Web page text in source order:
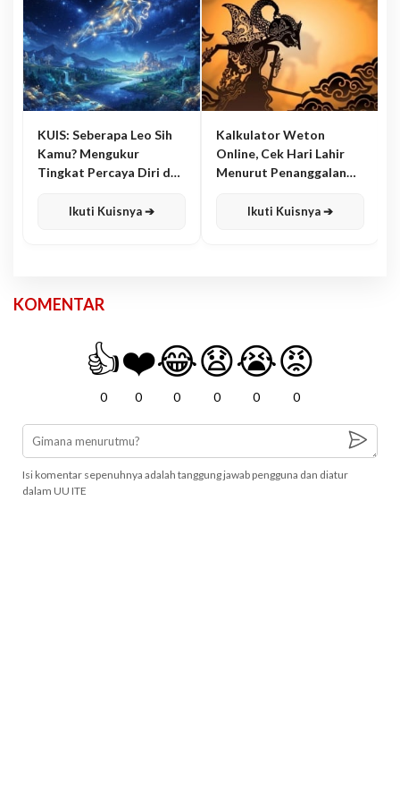
KUIS: Seberapa Leo Sih
Kamu? Mengukur
Tingkat Percaya Diri dan
Ikuti Kuisnya ➔
Kalkulator Weton
Online, Cek Hari Lahir
Menurut Penanggalan
Ikuti Kuisnya ➔
KOMENTAR
👍
0
❤️
0
😂
0
😧
0
😭
0
😡
0
Isi komentar sepenuhnya adalah tanggung jawab pengguna dan diatur
dalam UU ITE